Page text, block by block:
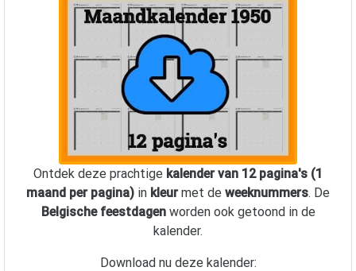
Ontdek deze prachtige kalender van 12 pagina's (1
maand per pagina) in kleurmet de weeknummers. De
Belgische feestdagenworden ook getoond in de
kalender.
Download nu deze kalender: